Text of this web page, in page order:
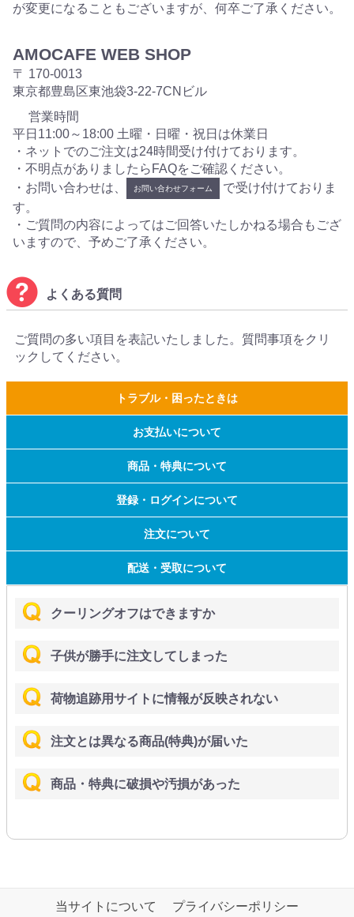
が変更になることもございますが、何卒ご了承ください。
AMOCAFE WEB SHOP
〒 170-0013
東京都豊島区東池袋3-22-7CNビル
営業時間
平日11:00～18:00 土曜・日曜・祝日は休業日
・ネットでのご注文は24時間受け付けております。
・不明点がありましたらFAQをご確認ください。
・お問い合わせは、
お問い合わせフォーム
で受け付けておりま
す。
・ご質問の内容によってはご回答いたしかねる場合もござ
いますので、予めご了承ください。
よくある質問
ご質問の多い項目を表記いたしました。質問事項をクリ
ックしてください。
トラブル・困ったときは
お支払いについて
商品・特典について
登録・ログインについて
注文について
配送・受取について
クーリングオフはできますか
子供が勝手に注文してしまった
荷物追跡用サイトに情報が反映されない
注文とは異なる商品(特典)が届いた
商品・特典に破損や汚損があった
当サイトについて プライバシーポリシー